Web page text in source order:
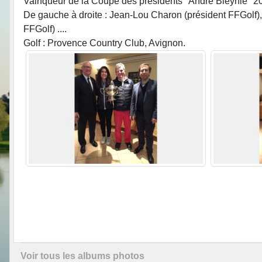
De gauche à droite : Jean-Lou Charon (président
FFGolf) ....
Golf : Provence Country Club, Avignon.
Voir tous les albums photos